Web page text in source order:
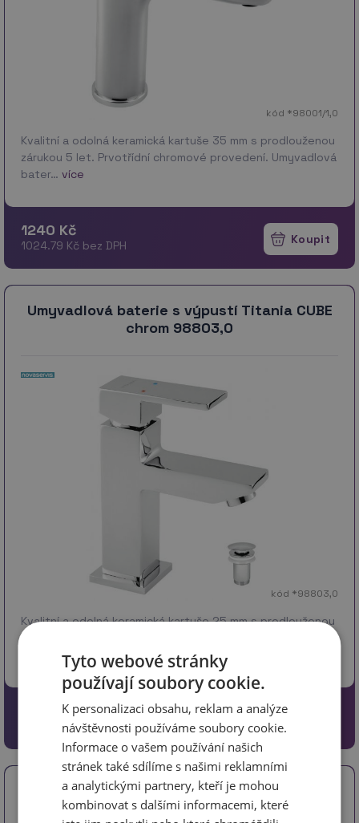
kód *98001/1,0
Kvalitní a odolná keramická kartuše 35 mm s prodlouženou
zárukou 5 let. Prvotřídní chromové provedení. Umyvadlová
bater… více
1240 Kč
1024.79 Kč bez DPH
Umyvadlová baterie s výpustí Titania CUBE
chrom 98803,0
kód *98803,0
Kvalitní a odolná keramická kartuše 25 mm s prodlouženou
zárukou 5 let. Prvotřídní chromové provedení. Umyvadlová
bateri…více
1597 Kč
1319.83 Kč bez DPH
Umyvadlová baterie bez výpusti Titania
CUBE chrom 98801/1,0
Tyto webové stránky
používají soubory cookie.
K personalizaci obsahu, reklam a analýze
návštěvnosti používáme soubory cookie.
Informace o vašem používání našich
stránek také sdílíme s našimi reklamními
a analytickými partnery, kteří je mohou
kombinovat s dalšími informacemi, které